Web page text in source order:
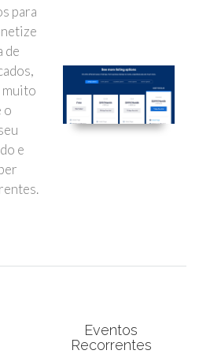
para
de
muito
o
e
Eventos
Recorrentes